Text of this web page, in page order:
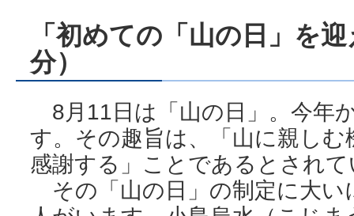
「初めての「山の日」を
分）
8月11日は「山の日」。今年
す。その趣旨は、「山に親し
感謝する」ことであるとされ
その「山の日」の制定に大い